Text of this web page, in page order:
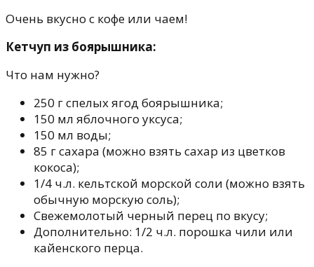
Очень вкусно с кофе или чаем!
Кетчуп из боярышника:
Что нам нужно?
250 г спелых ягод боярышника;
150 мл яблочного уксуса;
150 мл воды;
85 г сахара (можно взять сахар из цветков
кокоса);
1/4 ч.л. кельтской морской соли (можно взять
обычную морскую соль);
Свежемолотый черный перец по вкусу;
Дополнительно: 1/2 ч.л. порошка чили или
кайенского перца.